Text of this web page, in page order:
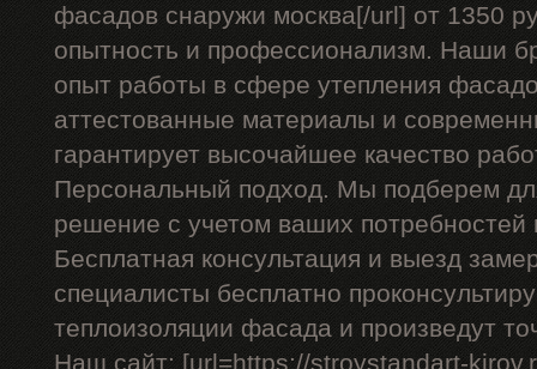
фасадов снаружи москва[/url] от 1350
опытность и профессионализм. Наши
опыт работы в сфере утепления
аттестованные материалы и
гарантирует высочайшее качество
Персональный подход. Мы подберем
решение с учетом ваших
Бесплатная консультация и выезд
специалисты бесплатно
теплоизоляции фасада и произведут
Наш сайт: [url=https://stroystandart-